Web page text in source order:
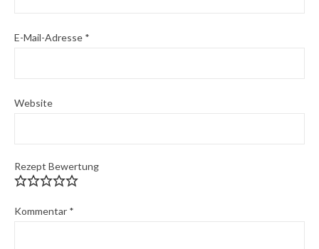
E-Mail-Adresse *
Website
Rezept Bewertung
Kommentar *